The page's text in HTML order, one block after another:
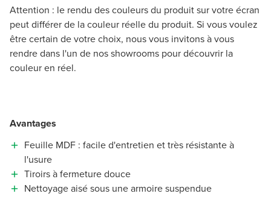
Attention : le rendu des couleurs du produit sur votre écran
peut différer de la couleur réelle du produit. Si vous voulez
être certain de votre choix, nous vous invitons à vous
rendre dans l'un de nos showrooms pour découvrir la
couleur en réel.
Avantages
Feuille MDF : facile d'entretien et très résistante à
l'usure
Tiroirs à fermeture douce
Nettoyage aisé sous une armoire suspendue